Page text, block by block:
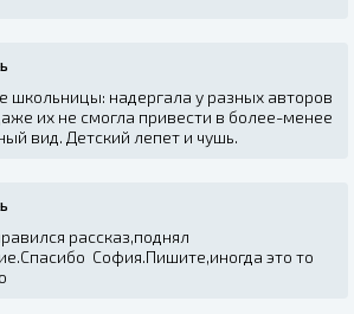
школьницы: надергала у разных авторов
их не смогла привести в более-менее
вид. Детский лепет и чушь.
рассказ,поднял
София.Пишите,иногда это то